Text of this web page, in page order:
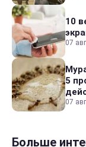
10
07
5
07
Больше